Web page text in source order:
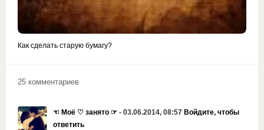
Как сделать старую бумагу?
25 комментариев
☜ Моё ♡ занято ☞ - 03.06.2014, 08:57 Войдите, чтобы
ответить